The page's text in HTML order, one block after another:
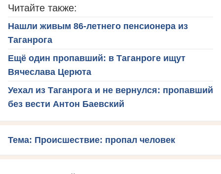
Читайте также:
Нашли живым 86-летнего пенсионера из
Таганрога
Ещё один пропавший: в Таганроге ищут
Вячеслава Церюта
Уехал из Таганрога и не вернулся: пропавший
без вести Антон Баевский
Тема: Происшествие: пропал человек